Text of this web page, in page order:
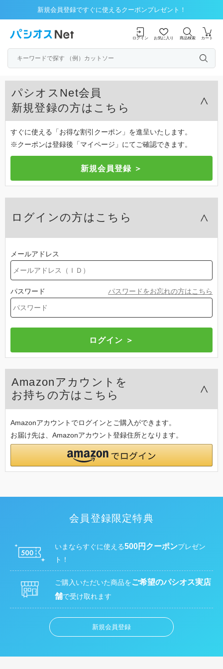
新規会員登録ですぐに使えるクーポンプレゼント！
ログイン お気に入り 商品検索 カート
パシオスNet会員
新規登録の方はこちら
すぐに使える「お得な割引クーポン」を進呈いたします。
※クーポンは登録後「マイページ」にてご確認できます。
ログインの方はこちら
メールアドレス
パスワード パスワードをお忘れの方はこちら
Amazonアカウントを
お持ちの方はこちら
Amazonアカウントでログインとご購入ができます。
お届け先は、Amazonアカウント登録住所となります。
会員登録限定特典
いまならすぐに使える500円クーポンプレゼン
ト！
ご購入いただいた商品をご希望のパシオス実店
舗で受け取れます
新規会員登録